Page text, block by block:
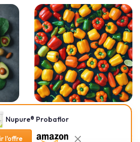
2025
02/02/2025
Les bienfaits de la vitamine C
Nupure® Probaflor
l'offre